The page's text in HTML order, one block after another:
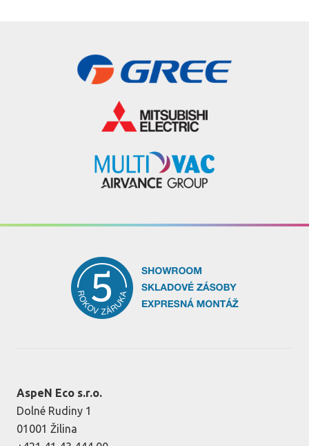
AspeN Eco s.r.o.
Dolné Rudiny 1
01001 Žilina